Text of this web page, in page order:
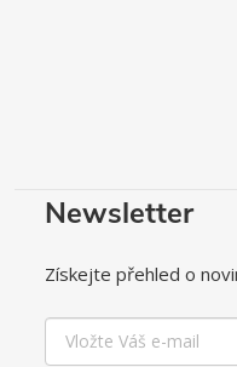
Newsletter
Získejte přehled o